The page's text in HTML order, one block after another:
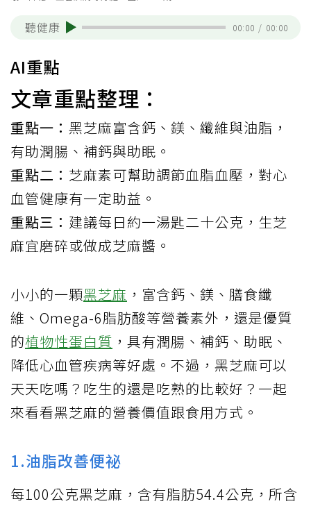
聽健康 00:00 / 00:00
AI重點
文章重點整理：
重點一： 黑芝麻富含鈣、鎂、纖維與油脂，
有助潤腸、補鈣與助眠。
重點二： 芝麻素可幫助調節血脂血壓，對心
血管健康有一定助益。
重點三： 建議每日約一湯匙二十公克，生芝
麻宜磨碎或做成芝麻醬。
小小的一顆黑芝麻 ，富含鈣、鎂、膳食纖
維、Omega-6脂肪酸等營養素外，還是優質
的植物性蛋白質 ，具有潤腸、補鈣、助眠、
降低心血管疾病等好處。不過，黑芝麻可以
天天吃嗎？吃生的還是吃熟的比較好？一起
來看看黑芝麻的營養價值跟食用方式。
1.油脂改善便祕
每100公克黑芝麻，含有脂肪54.4公克，所含